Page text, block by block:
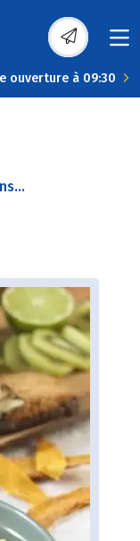
ouverture à 09:30